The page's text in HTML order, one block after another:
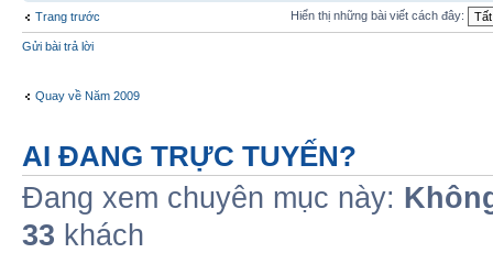
Trang trước Hiển thị những bài viết cách đây:
Gửi bài trả lời
Quay về Năm 2009
AI ĐANG TRỰC TUYẾN?
Đang xem chuyên mục này:
33 khách